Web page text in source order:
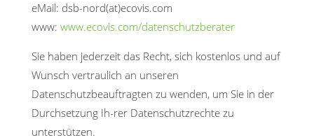
eMail: dsb-nord(at)ecovis.com
www: www.ecovis.com/datenschutzberater
Sie haben jederzeit das Recht, sich kostenlos und auf
Wunsch vertraulich an unseren
Datenschutzbeauftragten zu wenden, um Sie in der
Durchsetzung Ih-rer Datenschutzrechte zu
unterstützen.